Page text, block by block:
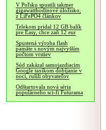
V Poľsku spustili takmer
gigawatthodinové úložisko,
z LiFePO4 článkov
Telekom pridal 12 GB balík
pre Easy, chce zaň 12 eur
Spustená výroba flash
pamäte s novým najvyšším
počtom vrstiev
Súd zakázal samojazdiacim
Google taxíkom dobíjanie v
noci, rušili obyvateľov
Odštartovala nová séria
populárneho sci-fi Futurama